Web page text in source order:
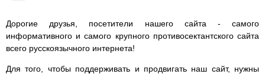
Дорогие друзья, посетители нашего сайта - самого
информативного и самого крупного противосектантского сайта
всего русскоязычного интернета!
Для того, чтобы поддерживать и продвигать наш сайт, нужны